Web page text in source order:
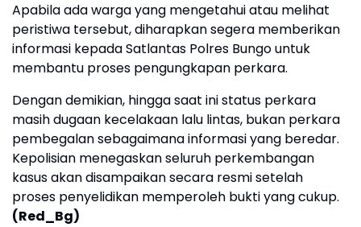
Apabila ada warga yang mengetahui atau melihat
peristiwa tersebut, diharapkan segera memberikan
informasi kepada Satlantas Polres Bungo untuk
membantu proses pengungkapan perkara.
Dengan demikian, hingga saat ini status perkara
masih dugaan kecelakaan lalu lintas, bukan perkara
pembegalan sebagaimana informasi yang beredar.
Kepolisian menegaskan seluruh perkembangan
kasus akan disampaikan secara resmi setelah
proses penyelidikan memperoleh bukti yang cukup.
(Red_Bg)